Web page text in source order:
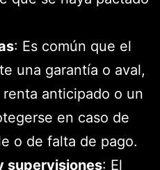
: Es común que el
una garantía o aval,
anticipado o un
en caso de
o de falta de pago.
supervisiones: El